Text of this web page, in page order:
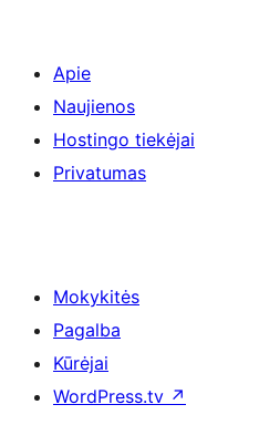
Apie
Naujienos
Hostingo tiekėjai
Privatumas
Mokykitės
Pagalba
Kūrėjai
WordPress.tv ↗